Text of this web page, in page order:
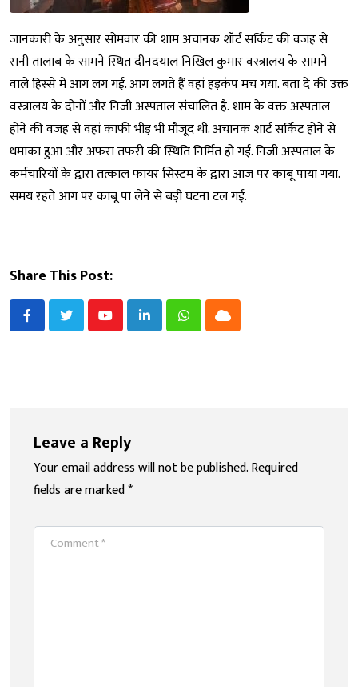
जानकारी के अनुसार सोमवार की शाम अचानक शॉर्ट सर्किट की वजह से
रानी तालाब के सामने स्थित दीनदयाल निखिल कुमार वस्त्रालय के सामने
वाले हिस्से में आग लग गई. आग लगते हैं वहां हड़कंप मच गया. बता दे की उक्त
वस्त्रालय के दोनों और निजी अस्पताल संचालित है. शाम के वक्त अस्पताल
होने की वजह से वहां काफी भीड़ भी मौजूद थी. अचानक शार्ट सर्किट होने से
धमाका हुआ और अफरा तफरी की स्थिति निर्मित हो गई. निजी अस्पताल के
कर्मचारियों के द्वारा तत्काल फायर सिस्टम के द्वारा आज पर काबू पाया गया.
समय रहते आग पर काबू पा लेने से बड़ी घटना टल गई.
Share This Post:
YoutubeLinkedInWhatsappCloud
Leave a Reply
Your email address will not be published.Required
fields are marked*